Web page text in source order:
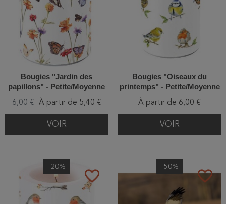
Bougies "Jardin des
papillons" - Petite/Moyenne
6,00 € À partir de 5,40 €
VOIR
Bougies "Oiseaux du
printemps" - Petite/Moyenne
À partir de 6,00 €
VOIR
favorite_border
-20%
favorite_border
-50%